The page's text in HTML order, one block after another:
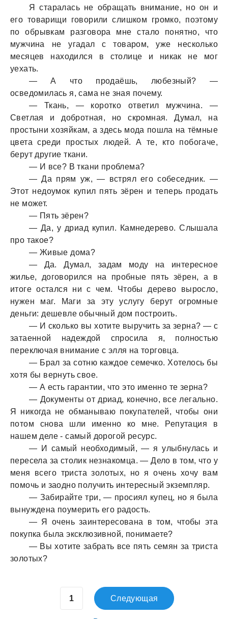
Я старалась не обращать внимание, но он и
его товарищи говорили слишком громко, поэтому
по обрывкам разговора мне стало понятно, что
мужчина не угадал с товаром, уже несколько
месяцев находился в столице и никак не мог
уехать.
— А что продаёшь, любезный? —
осведомилась я, сама не зная почему.
— Ткань, — коротко ответил мужчина. —
Светлая и добротная, но скромная. Думал, на
простыни хозяйкам, а здесь мода пошла на тёмные
цвета среди простых людей. А те, кто побогаче,
берут другие ткани.
— И все? В ткани проблема?
— Да прям уж, — встрял его собеседник. —
Этот недоумок купил пять зёрен и теперь продать
не может.
— Пять зёрен?
— Да, у дриад купил. Камнедерево. Слышала
про такое?
— Живые дома?
— Да. Думал, задам моду на интересное
жилье, договорился на пробные пять зёрен, а в
итоге остался ни с чем. Чтобы дерево выросло,
нужен маг. Маги за эту услугу берут огромные
деньги: дешевле обычный дом построить.
— И сколько вы хотите выручить за зерна? — с
затаенной надеждой спросила я, полностью
переключая внимание с элля на торговца.
— Брал за сотню каждое семечко. Хотелось бы
хотя бы вернуть свое.
— А есть гарантии, что это именно те зерна?
— Документы от дриад, конечно, все легально.
Я никогда не обманываю покупателей, чтобы они
потом снова шли именно ко мне. Репутация в
нашем деле - самый дорогой ресурс.
— И самый необходимый, — я улыбнулась и
пересела за столик незнакомца. — Дело в том, что у
меня всего триста золотых, но я очень хочу вам
помочь и заодно получить интересный экземпляр.
— Забирайте три, — просиял купец, но я была
вынуждена поумерить его радость.
— Я очень заинтересована в том, чтобы эта
покупка была эксклюзивной, понимаете?
— Вы хотите забрать все пять семян за триста
золотых?
Следующая